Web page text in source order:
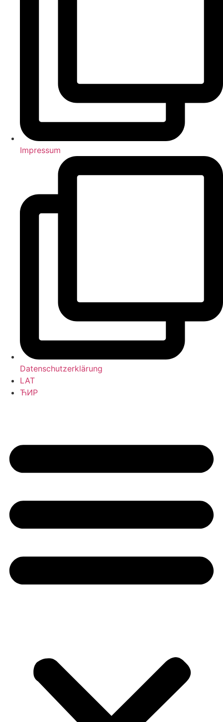
Impressum
Datenschutzerklärung
LAT
ЋИР